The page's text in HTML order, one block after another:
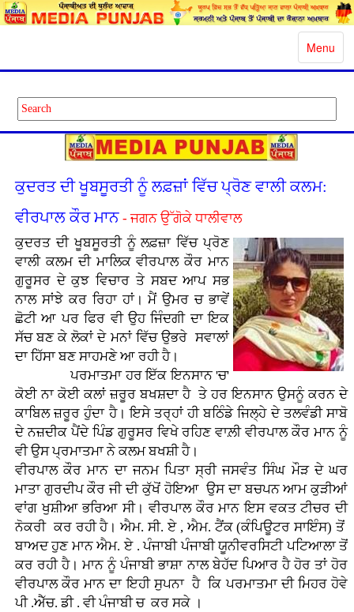
Toggle
Menu
ਕੁਦਰਤ ਦੀ ਖੂਬਸੂਰਤੀ ਨੂੰ ਲਫ਼ਜ਼ਾਂ ਵਿੱਚ ਪ੍ਰੋਣ ਵਾਲੀ ਕਲਮ:
ਵੀਰਪਾਲ ਕੌਰ ਮਾਨ- ਜਗਨ ਉੱਗੋਕੇ ਧਾਲੀਵਾਲ
ਕੁਦਰਤ ਦੀ ਖੂਬਸੂਰਤੀ ਨੂੰ ਲਫ਼ਜ਼ਾ ਵਿੱਚ ਪ੍ਰੋਣ
ਵਾਲੀ ਕਲਮ ਦੀ ਮਾਲਿਕ ਵੀਰਪਾਲ ਕੌਰ ਮਾਨ
ਗੁਰੂਸਰ ਦੇ ਕੁਝ ਵਿਚਾਰ ਤੇ ਸਬਦ ਆਪ ਸਭ
ਨਾਲ ਸਾਂਝੇ ਕਰ ਰਿਹਾ ਹਾਂ। ਮੈਂ ਉਮਰ ਚ ਭਾਵੇਂ
ਛੋਟੀ ਆ ਪਰ ਫਿਰ ਵੀ ਉਹ ਜਿੰਦਗੀ ਦਾ ਇਕ
ਸੱਚ ਬਣ ਕੇ ਲੋਕਾਂ ਦੇ ਮਨਾਂ ਵਿੱਚ ਉਭਰੇ ਸਵਾਲਾਂ
ਦਾ ਹਿੱਸਾ ਬਣ ਸਾਹਮਣੇ ਆ ਰਹੀ ਹੈ।
ਪਰਮਾਤਮਾ ਹਰ ਇੱਕ ਇਨਸਾਨ 'ਚ'
ਕੋਈ ਨਾ ਕੋਈ ਕਲਾਂ ਜ਼ਰੂਰ ਬਖਸ਼ਦਾ ਹੈ ਤੇ ਹਰ ਇਨਸਾਨ ਉਸਨੂੰ ਕਰਨ ਦੇ
ਕਾਬਿਲ ਜ਼ਰੂਰ ਹੁੰਦਾ ਹੈ। ਇਸੇ ਤਰ੍ਹਾਂ ਹੀ ਬਠਿੰਡੇ ਜਿਲ੍ਹੇ ਦੇ ਤਲਵੰਡੀ ਸਾਬੋ
ਦੇ ਨਜ਼ਦੀਕ ਪੈਂਦੇ ਪਿੰਡ ਗੁਰੂਸਰ ਵਿਖੇ ਰਹਿਣ ਵਾਲ਼ੀ ਵੀਰਪਾਲ ਕੌਰ ਮਾਨ ਨੂੰ
ਵੀ ਉਸ ਪ੍ਰਮਾਤਮਾ ਨੇ ਕਲਮ ਬਖਸ਼ੀ ਹੈ।
ਵੀਰਪਾਲ ਕੌਰ ਮਾਨ ਦਾ ਜਨਮ ਪਿਤਾ ਸ੍ਰੀ ਜਸਵੰਤ ਸਿੰਘ ਮੌੜ ਦੇ ਘਰ
ਮਾਤਾ ਗੁਰਦੀਪ ਕੌਰ ਜੀ ਦੀ ਕੁੱਖੋਂ ਹੋਇਆ ਉਸ ਦਾ ਬਚਪਨ ਆਮ ਕੁੜੀਆਂ
ਵਾਂਗ ਖੁਸ਼ੀਆ ਭਰਿਆ ਸੀ। ਵੀਰਪਾਲ ਕੌਰ ਮਾਨ ਇਸ ਵਕਤ ਟੀਚਰ ਦੀ
ਨੋਕਰੀ ਕਰ ਰਹੀ ਹੈ। ਐਮ. ਸੀ. ਏ , ਐਮ. ਟੈਂਕ (ਕੰਪਿਊਟਰ ਸਾਇੰਸ) ਤੋਂ
ਬਾਅਦ ਹੁਣ ਮਾਨ ਐਮ. ਏ . ਪੰਜਾਬੀ ਪੰਜਾਬੀ ਯੂਨੀਵਰਸਿਟੀ ਪਟਿਆਲਾ ਤੋਂ
ਕਰ ਰਹੀ ਹੈ। ਮਾਨ ਨੂੰ ਪੰਜਾਬੀ ਭਾਸ਼ਾ ਨਾਲ ਬੇਹੱਦ ਪਿਆਰ ਹੈ ਹੋਰ ਤਾਂ ਹੋਰ
ਵੀਰਪਾਲ ਕੌਰ ਮਾਨ ਦਾ ਇਹੀ ਸੁਪਨਾ ਹੈ ਕਿ ਪਰਮਾਤਮਾ ਦੀ ਮਿਹਰ ਹੋਵੇ
ਪੀ .ਐੱਚ. ਡੀ . ਵੀ ਪੰਜਾਬੀ ਚ ਕਰ ਸਕੇ ।